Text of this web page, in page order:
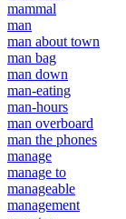
mammal
man
man about town
man bag
man down
man-eating
man-hours
man overboard
man the phones
manage
manage to
manageable
management